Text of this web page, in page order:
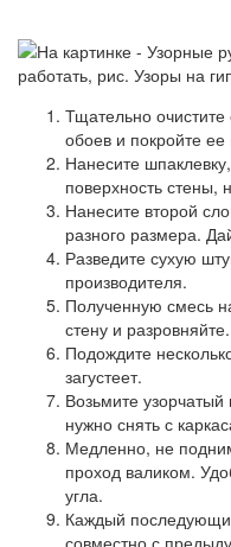
Тщательно очистите
обоев и покройте ее
Нанесите
поверхность стены,
Нанесите второй
разного размера.
Разведите сухую
производителя.
Полученную смесь
стену и разровняйте.
Подождите
загустеет.
Возьмите
нужно снять с
Медленно, не
проход валиком.
угла.
Каждый
совместно с